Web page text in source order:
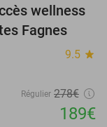
32%
wellness
Fagnes
9.5 star
Régulier 278€
189€